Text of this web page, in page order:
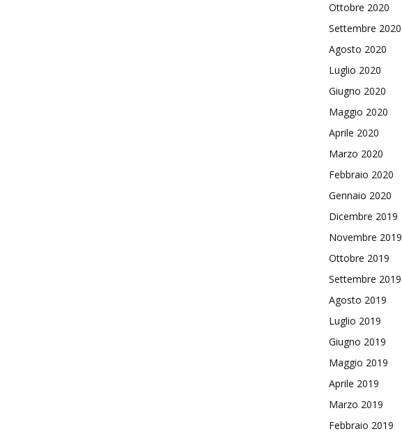
Ottobre 2020
Settembre 2020
Agosto 2020
Luglio 2020
Giugno 2020
Maggio 2020
Aprile 2020
Marzo 2020
Febbraio 2020
Gennaio 2020
Dicembre 2019
Novembre 2019
Ottobre 2019
Settembre 2019
Agosto 2019
Luglio 2019
Giugno 2019
Maggio 2019
Aprile 2019
Marzo 2019
Febbraio 2019